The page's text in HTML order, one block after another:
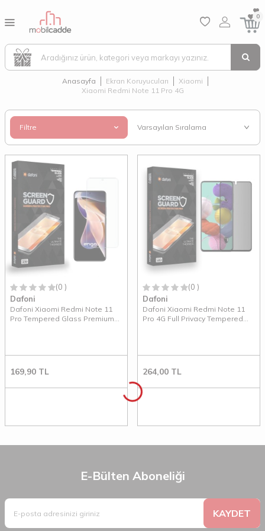
0
Anasayfa Ekran Koruyucuları
Xiaomi
Xiaomi Redmi Note 11 Pro 4G
Filtre
(0 )
Dafoni
Dafoni Xiaomi Redmi Note 11
Pro Tempered Glass Premium
169,90 TL
(0 )
Dafoni
Dafoni Xiaomi Redmi Note 11
Pro 4G Full Privacy Tempered
264,00 TL
E-Bülten Aboneliği
KAYDET